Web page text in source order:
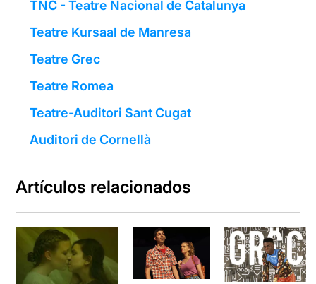
TNC - Teatre Nacional de Catalunya
Teatre Kursaal de Manresa
Teatre Grec
Teatre Romea
Teatre-Auditori Sant Cugat
Auditori de Cornellà
Artículos relacionados